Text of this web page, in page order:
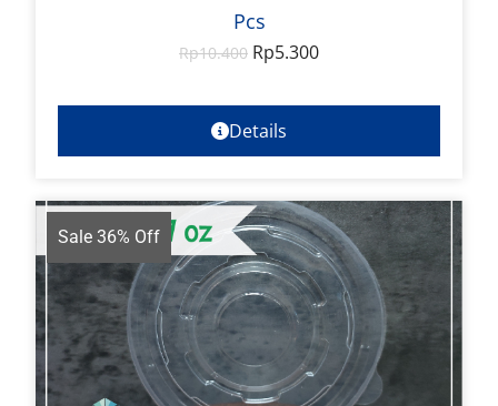
Pcs
Rp10.400 Rp5.300
Details
Sale 36% Off